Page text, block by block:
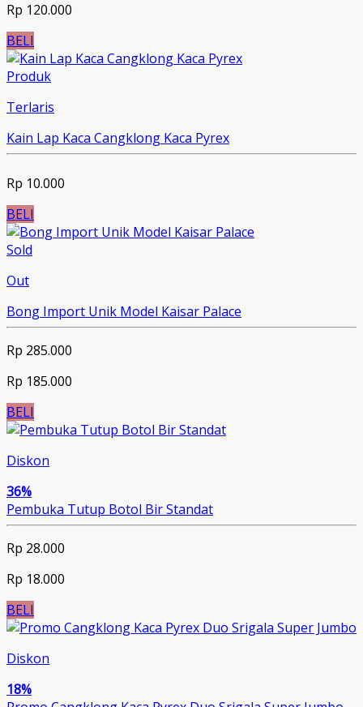
Rp 120.000
BELI
Produk
Terlaris
Kain Lap Kaca Cangklong Kaca Pyrex
Rp 10.000
BELI
Sold
Out
Bong Import Unik Model Kaisar Palace
Rp 285.000
Rp 185.000
BELI
Diskon
36%
Pembuka Tutup Botol Bir Standat
Rp 28.000
Rp 18.000
BELI
Diskon
18%